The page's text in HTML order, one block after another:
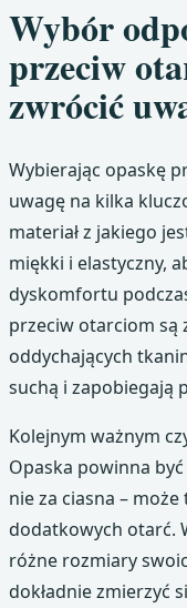
Wybór
przeciw
zwrócić
Wybierając opaskę
uwagę na kilka
materiał z jakiego
miękki i elastyczny,
dyskomfortu
przeciw otarciom są
oddychających
suchą i zapobiegają
Kolejnym ważnym
Opaska powinna
nie za ciasna –
dodatkowych otarć.
różne rozmiary
dokładnie zmierzyć